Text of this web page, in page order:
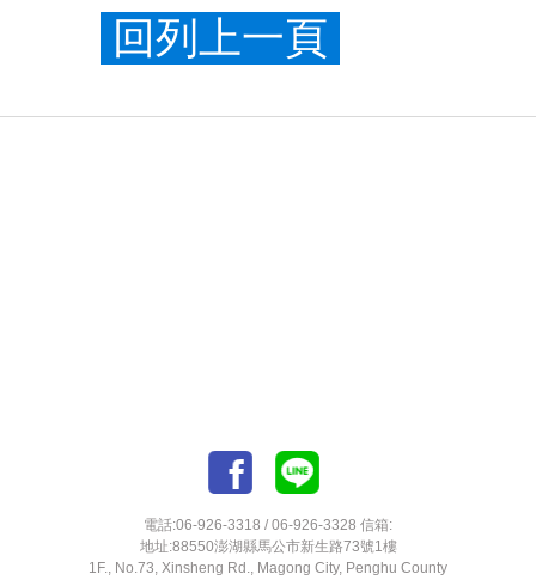
回列上一頁
電話:06-926-3318 / 06-926-3328 信箱:
地址:88550澎湖縣馬公市新生路73號1樓
1F., No.73, Xinsheng Rd., Magong City, Penghu County